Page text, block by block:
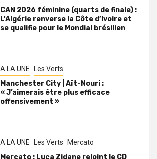
CAN 2026 féminine (quarts de finale) :
L’Algérie renverse la Côte d’Ivoire et
se qualifie pour le Mondial brésilien
A LA UNE Les Verts
Manchester City | Aït-Nouri :
« J’aimerais être plus efficace
offensivement »
A LA UNE Les Verts Mercato
Mercato : Luca Zidane rejoint le CD